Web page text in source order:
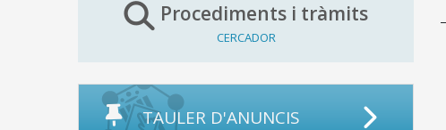
Procediments i tràmits
CERCADOR
TAULER D'ANUNCIS